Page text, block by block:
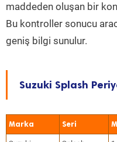
maddeden oluşan bir
Bu kontroller sonucu
geniş bilgi sunulur.
Suzuki Splash
Marka Seri